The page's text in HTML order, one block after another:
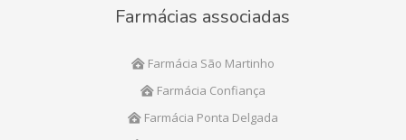
Farmácias associadas
Farmácia São Martinho
Farmácia Confiança
Farmácia Ponta Delgada